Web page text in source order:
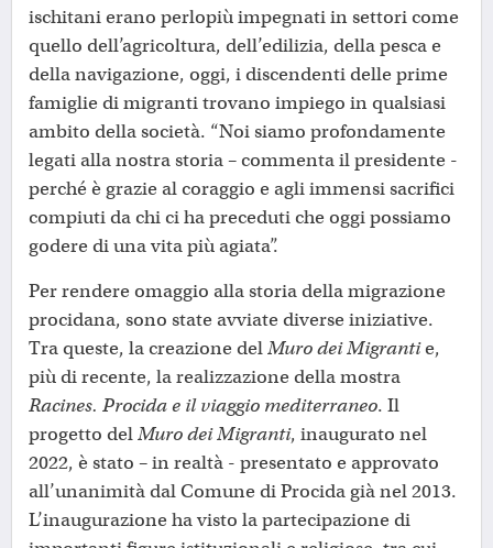
ischitani erano perlopiù impegnati in settori come
quello dell’agricoltura, dell’edilizia, della pesca e
della navigazione, oggi, i discendenti delle prime
famiglie di migranti trovano impiego in qualsiasi
ambito della società. “Noi siamo profondamente
legati alla nostra storia – commenta il presidente -
perché è grazie al coraggio e agli immensi sacrifici
compiuti da chi ci ha preceduti che oggi possiamo
godere di una vita più agiata”.
Per rendere omaggio alla storia della migrazione
procidana, sono state avviate diverse iniziative.
Tra queste, la creazione delMuro dei Migrantie,
più di recente, la realizzazione della mostra
Racines. Procida e il viaggio mediterraneo. Il
progetto delMuro dei Migranti, inaugurato nel
2022, è stato – in realtà - presentato e approvato
all’unanimità dal Comune di Procida già nel 2013.
L’inaugurazione ha visto la partecipazione di